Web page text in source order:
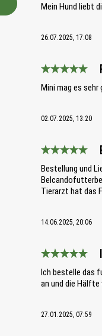
Mein Hund liebt
26.07.2025, 17:08
Mini mag es sehr
02.07.2025, 13:20
Bestellung und
Tierarzt hat das
14.06.2025, 20:06
Ich bestelle das
an und die
27.01.2025, 07:59